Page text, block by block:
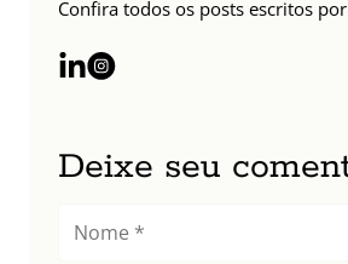
Confira todos os posts escritos por
Deixe seu